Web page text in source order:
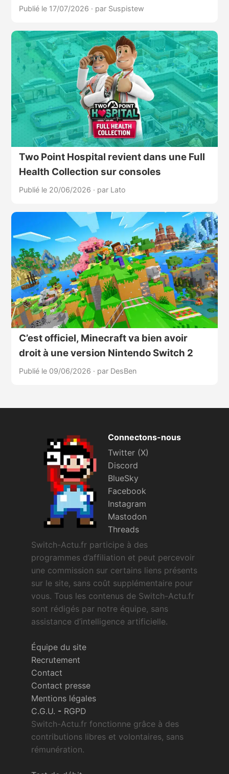
Publié le 17/07/2026 · par Suspistew
Two Point Hospital revient dans une Full
Health Collection sur consoles
Publié le 20/06/2026 · par Lato
C’est officiel, Minecraft va bien avoir
droit à une version Nintendo Switch 2
Publié le 09/06/2026 · par DesBen
Connectons-nous
Twitter (X)
Discord
BlueSky
Facebook
Instagram
Mastodon
Threads
Switch-Actu.fr participe à des
programmes d’affiliation et peut percevoir
une commission sur certains liens présents
sur le site, sans coût supplémentaire pour
vous. Tous les contenus de Switch-Actu.fr
sont rédigés par notre équipe, sans
assistance d’intelligence artificielle.
Équipe du site
Recrutement
Contact
Contact presse
Mentions légales
C.G.U. - RGPD
Switch-Actu.fr fonctionne grâce à des
contributions libres et volontaires, sans
rémunération.